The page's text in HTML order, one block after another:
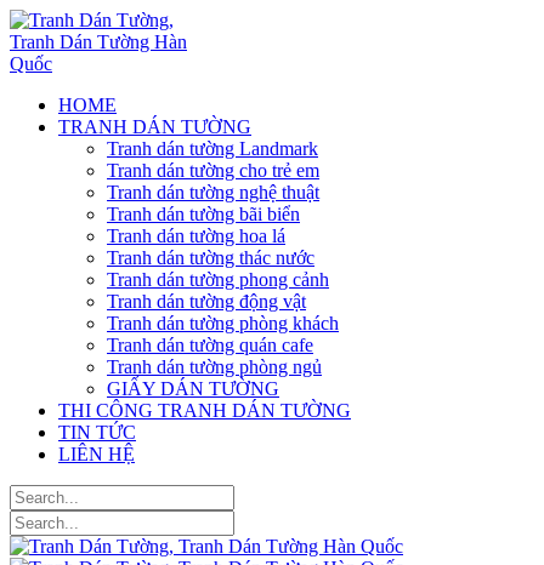
HOME
TRANH DÁN TƯỜNG
Tranh dán tường Landmark
Tranh dán tường cho trẻ em
Tranh dán tường nghệ thuật
Tranh dán tường bãi biển
Tranh dán tường hoa lá
Tranh dán tường thác nước
Tranh dán tường phong cảnh
Tranh dán tường động vật
Tranh dán tường phòng khách
Tranh dán tường quán cafe
Tranh dán tường phòng ngủ
GIẤY DÁN TƯỜNG
THI CÔNG TRANH DÁN TƯỜNG
TIN TỨC
LIÊN HỆ